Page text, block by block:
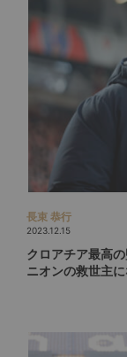
長束 恭行
2023.12.15
クロアチア最高
ニオンの救世主